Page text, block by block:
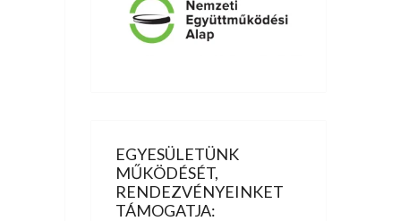
EGYESÜLETÜNK
MŰKÖDÉSÉT,
RENDEZVÉNYEINKET
TÁMOGATJA: